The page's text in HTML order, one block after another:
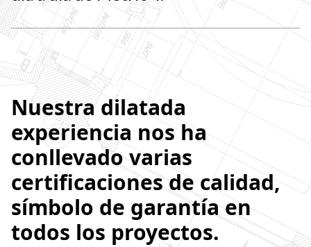
Nuestra dilatada
experiencia nos ha
conllevado varias
certificaciones de calidad,
símbolo de garantía en
todos los proyectos.